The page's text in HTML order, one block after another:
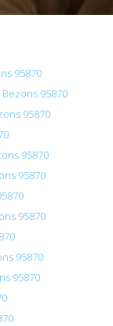
95870
95870
95870
95870
95870
95870
95870
95870